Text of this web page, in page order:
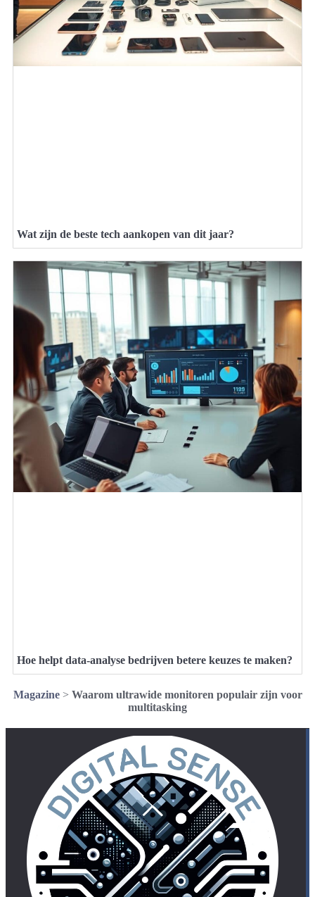
Wat zijn de beste tech aankopen van dit jaar?
Hoe helpt data-analyse bedrijven betere keuzes te maken?
Magazine> Waarom ultrawide monitoren populair zijn voor
multitasking